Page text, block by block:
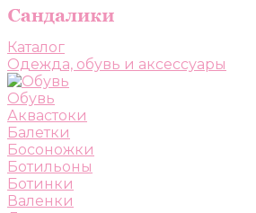
Каталог
Одежда, обувь и аксессуары
Обувь
Аквастоки
Балетки
Босоножки
Ботильоны
Ботинки
Валенки